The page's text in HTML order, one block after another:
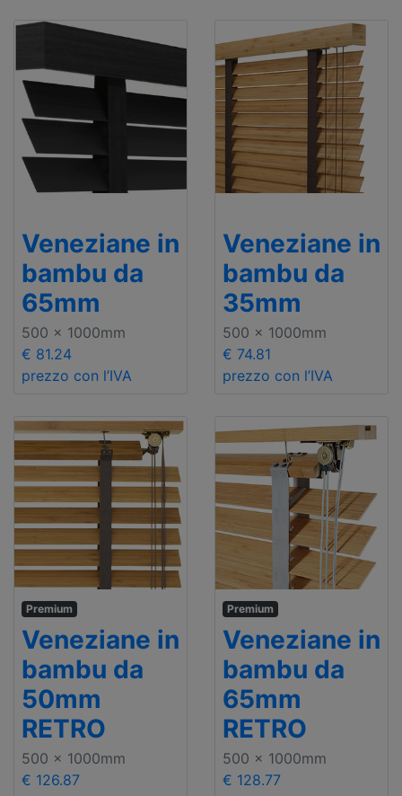
Veneziane in
bambu da
65mm
500 x 1000mm
€ 81.24
prezzo con l’IVA
Veneziane in
bambu da
35mm
500 x 1000mm
€ 74.81
prezzo con l’IVA
Premium
Veneziane in
bambu da
50mm
RETRO
500 x 1000mm
€ 126.87
Premium
Veneziane in
bambu da
65mm
RETRO
500 x 1000mm
€ 128.77